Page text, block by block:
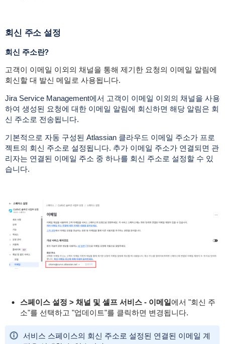
회신 주소 설정
회신 주소란?
고객이 이메일 이외의 채널을 통해 제기한 요청의 이메일 알림에
회신할 대 발신 메일로 사용됩니다.
Jira Service Management에서 고객이 이메일 이외의 채널을 사용
하여 생성된 요청에 대한 이메일 알림에 회신하면 해당 알림은 회
신 주소로 전송됩니다.
기본적으로 자동 구성된 Atlassian 클라우드 이메일 주소가 프로
젝트의 회신 주소로 설정됩니다. 추가 이메일 주소가 연결되면 관
리자는 연결된 이메일 주소 중 하나를 회신 주소로 설정할 수 있
습니다.
스페이스 설정 > 채널 및 셀프 서비스 - 이메일에서 "회신 주
소"를 선택하고 "업데이트"를 클릭하면 변경됩니다.
서비스 스페이스의 회신 주소로 설정된 연결된 이메일 계